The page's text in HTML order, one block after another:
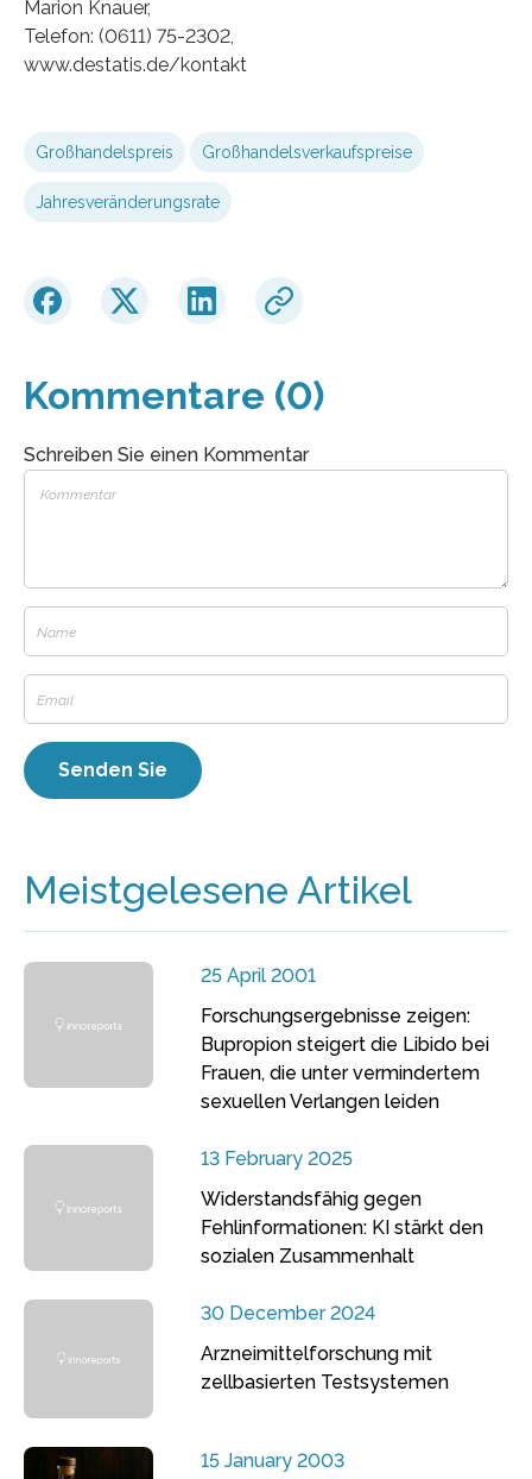
Marion Knauer,
Telefon: (0611) 75-2302,
www.destatis.de/kontakt
Großhandelspreis Großhandelsverkaufspreise
Jahresveränderungsrate
Kommentare (0)
Schreiben Sie einen Kommentar
Meistgelesene Artikel
25 April 2001
Forschungsergebnisse zeigen:
Bupropion steigert die Libido bei
Frauen, die unter vermindertem
sexuellen Verlangen leiden
13 February 2025
Widerstandsfähig gegen
Fehlinformationen: KI stärkt den
sozialen Zusammenhalt
30 December 2024
Arzneimittelforschung mit
zellbasierten Testsystemen
15 January 2003